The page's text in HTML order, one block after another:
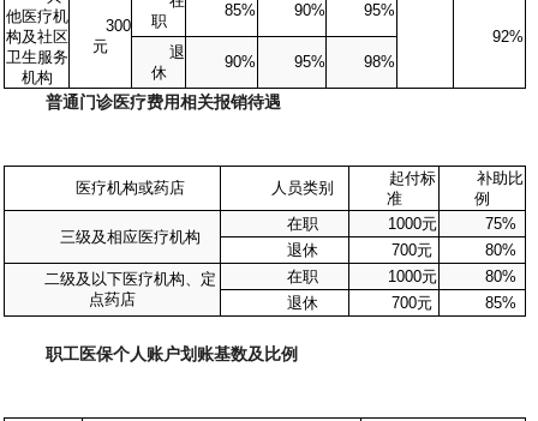
他医疗机
构及社区
卫生服务
机构
300
元
职
85% 90%
95%
92%
退
休
90% 95% 98%
普通门诊医疗费用相关报销待遇
医疗机构或药店 人员类别
起付标
准
补助比
例
三级及相应医疗机构
在职 1000元
75%
退休
700元
80%
二级及以下医疗机构、定
点药店
在职 1000元
80%
退休
700元 85%
职工医保个人账户划账基数及比例